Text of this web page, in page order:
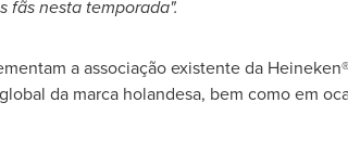
fãs nesta temporada".
a associação existente da
da marca holandesa, bem como em